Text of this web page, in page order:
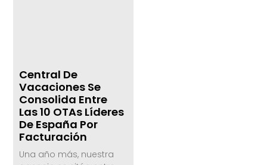
Central De
Vacaciones Se
Consolida Entre
Las 10 OTAs Líderes
De España Por
Facturación
Una año más, nuestra